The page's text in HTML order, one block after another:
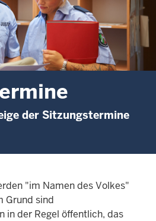
der Sitzungstermine
"im Namen des Volkes"
Grund sind
in der Regel öffentlich, das